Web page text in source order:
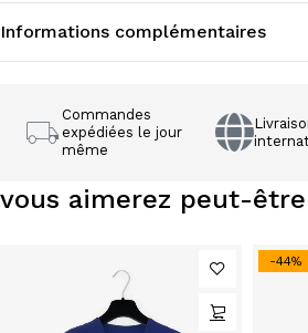
Informations complémentaires
Commandes
expédiées le jour
même
vous aimerez peut-être
-44%